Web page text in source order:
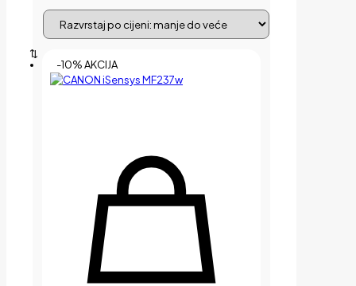
-10% AKCIJA